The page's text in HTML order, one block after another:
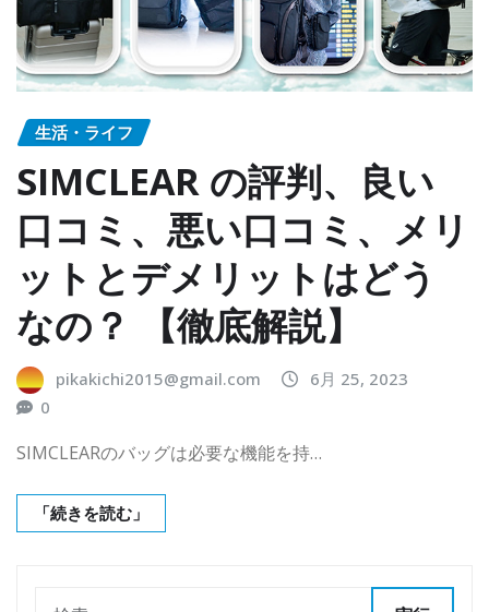
生活・ライフ
SIMCLEAR の評判、良い
口コミ、悪い口コミ、メリ
ットとデメリットはどう
なの？ 【徹底解説】
pikakichi2015@gmail.com
6月 25, 2023
0
SIMCLEARのバッグは必要な機能を持…
「続きを読む」